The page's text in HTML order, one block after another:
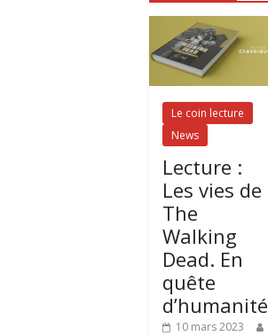
Le coin lecture
News
Lecture :
Les vies de
The
Walking
Dead. En
quête
d’humanité
10 mars 2023